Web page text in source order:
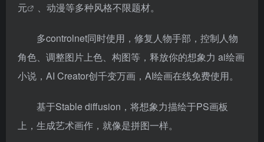
元
、动漫等多种风格不限题材。
多controlnet同时使用，修复人物手部，控制人物
角色、调整图片上色、构图等，释放你的想象力 ai绘画
小说，AI Creator创千变万画，AI绘画在线免费使用。
基于Stable diffusion，将想象力描绘于PS画板
上， 生成艺术画作，就像是拼图一样。